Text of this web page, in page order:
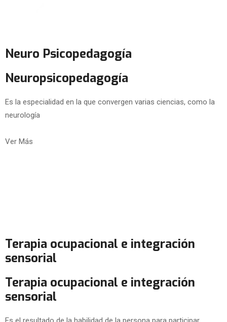
Neuro Psicopedagogía
Neuropsicopedagogía
Es la especialidad en la que convergen varias ciencias, como la
neurología
Ver Más
Terapia ocupacional e integración
sensorial
Terapia ocupacional e integración
sensorial